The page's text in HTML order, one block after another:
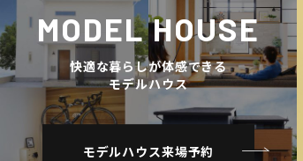
MODEL HOUSE
快適な暮らしが体感できる
モデルハウス
モデルハウス来場予約